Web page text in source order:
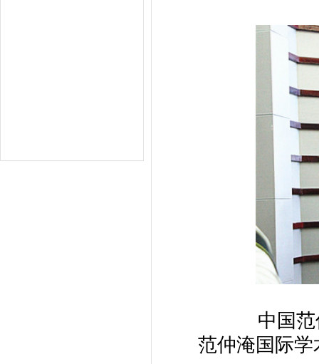
中国范仲
范仲淹国际